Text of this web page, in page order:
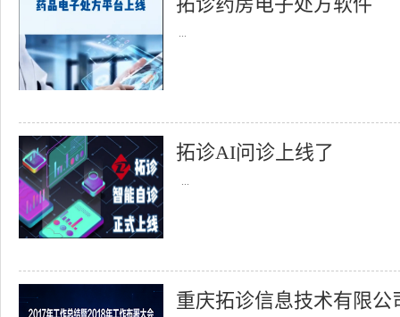
...
拓诊AI问诊上线了
...
重庆拓诊信息技术有限公